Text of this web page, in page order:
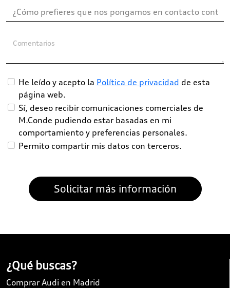
Comentarios
He leído y acepto la Política de privacidad de esta
página web.
Sí, deseo recibir comunicaciones comerciales de
M.Conde pudiendo estar basadas en mi
comportamiento y preferencias personales.
Permito compartir mis datos con terceros.
¿Qué buscas?
Comprar Audi en Madrid